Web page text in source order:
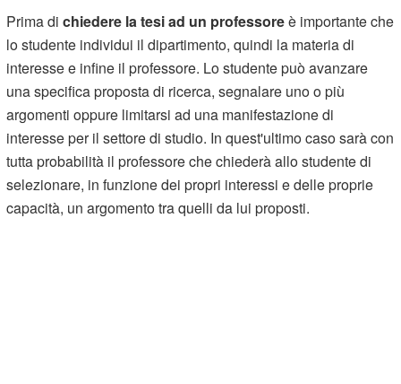
Prima dichiedere la tesi ad un professoreè importante che
lo studente individui il dipartimento, quindi la materia di
interesse e infine il professore. Lo studente può avanzare
una specifica proposta di ricerca, segnalare uno o più
argomenti oppure limitarsi ad una manifestazione di
interesse per il settore di studio. In quest'ultimo caso sarà con
tutta probabilità il professore che chiederà allo studente di
selezionare, in funzione dei propri interessi e delle proprie
capacità, un argomento tra quelli da lui proposti.